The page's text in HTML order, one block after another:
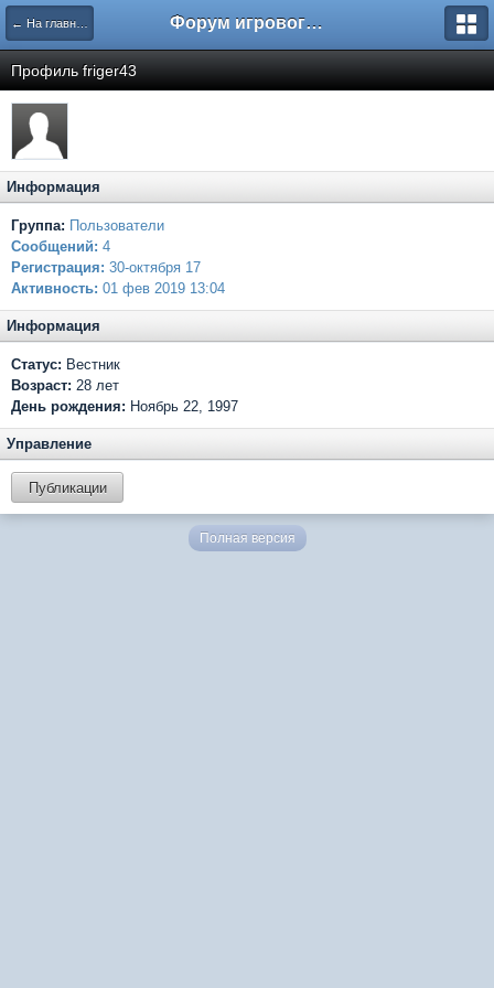
← На главную Форум игрового проекта Riverrise
Профиль friger43
Информация
Группа: Пользователи
Сообщений: 4
Регистрация: 30-октября 17
Активность: 01 фев 2019 13:04
Информация
Статус: Вестник
Возраст: 28 лет
День рождения: Ноябрь 22, 1997
Управление
Публикации
Полная версия